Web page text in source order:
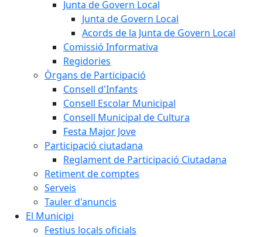
Junta de Govern Local
Junta de Govern Local
Acords de la Junta de Govern Local
Comissió Informativa
Regidories
Òrgans de Participació
Consell d'Infants
Consell Escolar Municipal
Consell Municipal de Cultura
Festa Major Jove
Participació ciutadana
Reglament de Participació Ciutadana
Retiment de comptes
Serveis
Tauler d'anuncis
El Municipi
Festius locals oficials